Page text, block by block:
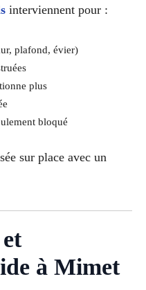
interviennent pour :
plafond, évier)
plus
bloqué
sur place avec un
à Mimet